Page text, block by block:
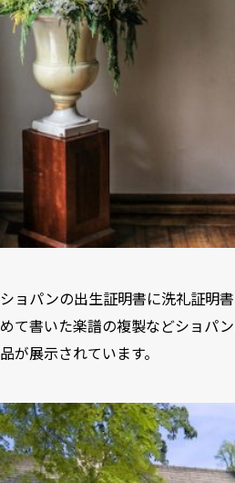
ショパンの出生証明書に洗礼証明
めて書いた楽譜の複製などショパ
品が展示されています。